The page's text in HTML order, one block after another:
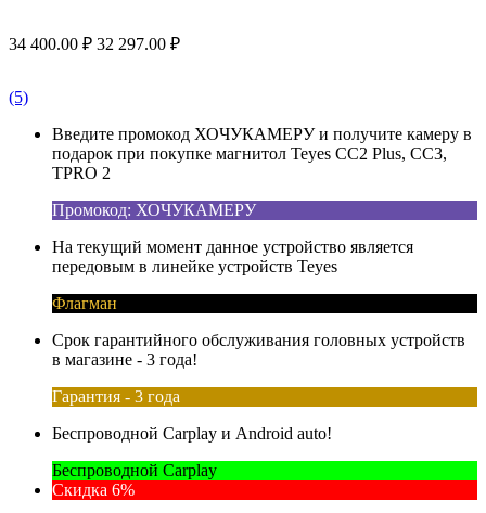
34 400.00 ₽ 32 297.00 ₽
(5)
Введите промокод ХОЧУКАМЕРУ и получите камеру в
подарок при покупке магнитол Teyes CC2 Plus, CC3,
TPRO 2
Промокод: ХОЧУКАМЕРУ
На текущий момент данное устройство является
передовым в линейке устройств Teyes
Флагман
Срок гарантийного обслуживания головных устройств
в магазине - 3 года!
Гарантия - 3 года
Беспроводной Carplay и Android auto!
Беспроводной Carplay
Скидка 6%